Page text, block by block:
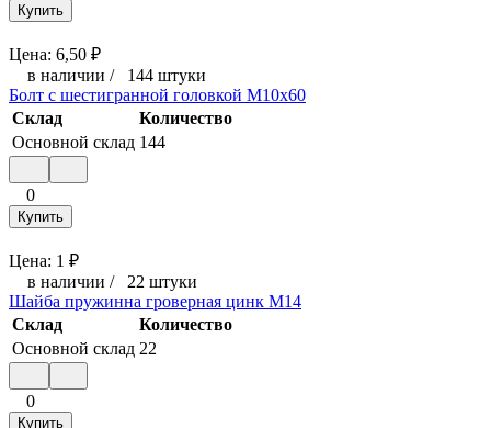
Купить
Цена: 6,50 ₽
в наличии / 144 штуки
Болт с шестигранной головкой М10x60
Склад
Количество
Основной склад 144
0
Купить
Цена: 1 ₽
в наличии / 22 штуки
Шайба пружинна гроверная цинк М14
Склад
Количество
Основной склад 22
0
Купить